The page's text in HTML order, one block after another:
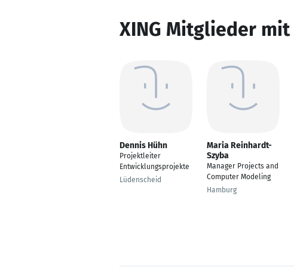
XING Mitglieder
Dennis Hühn
Projektleiter
Entwicklungsprojekte
Lüdenscheid
Maria Reinhardt-
Szyba
Manager Projects and
Computer Modeling
Hamburg